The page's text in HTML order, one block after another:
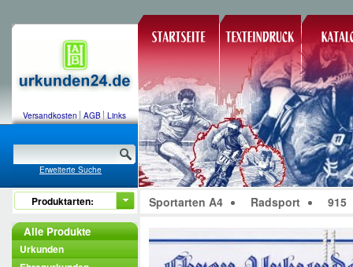
Versandkosten AGB Links
Erweiterte Suche
Produktarten:
Alle Produkte
Urkunden
Sportarten A4 Radsport 915